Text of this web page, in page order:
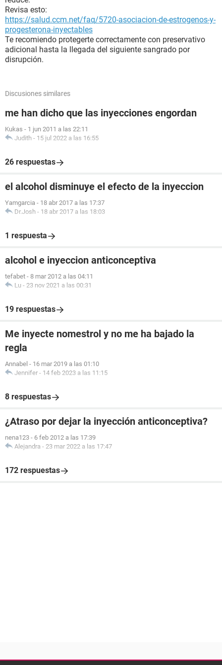
Revisa esto:
https://salud.ccm.net/faq/5720-asociacion-de-estrogenos-y-
progesterona-inyectables
Te recomiendo protegerte correctamente con preservativo
adicional hasta la llegada del siguiente sangrado por
disrupción.
Discusiones similares
me han dicho que las inyecciones engordan
Kukas - 1 jun 2011 a las 22:11
Judith - 15 jul 2022 a las 16:55
26 respuestas
el alcohol disminuye el efecto de la inyeccion
Yamgarcia - 18 abr 2017 a las 17:37
Dr.Josh - 18 abr 2017 a las 18:03
1 respuesta
alcohol e inyeccion anticonceptiva
tefabet - 8 mar 2012 a las 04:11
Lu - 23 nov 2021 a las 00:31
19 respuestas
Me inyecte nomestrol y no me ha bajado la
regla
Annabel - 16 mar 2019 a las 01:10
Jennifer - 14 feb 2023 a las 11:15
8 respuestas
¿Atraso por dejar la inyección anticonceptiva?
nena123 - 6 feb 2012 a las 17:39
Alejandra - 23 mar 2022 a las 17:47
172 respuestas